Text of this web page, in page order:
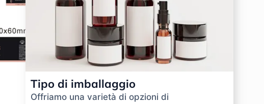
Tipo di imballaggio
Offriamo una varietà di opzioni di